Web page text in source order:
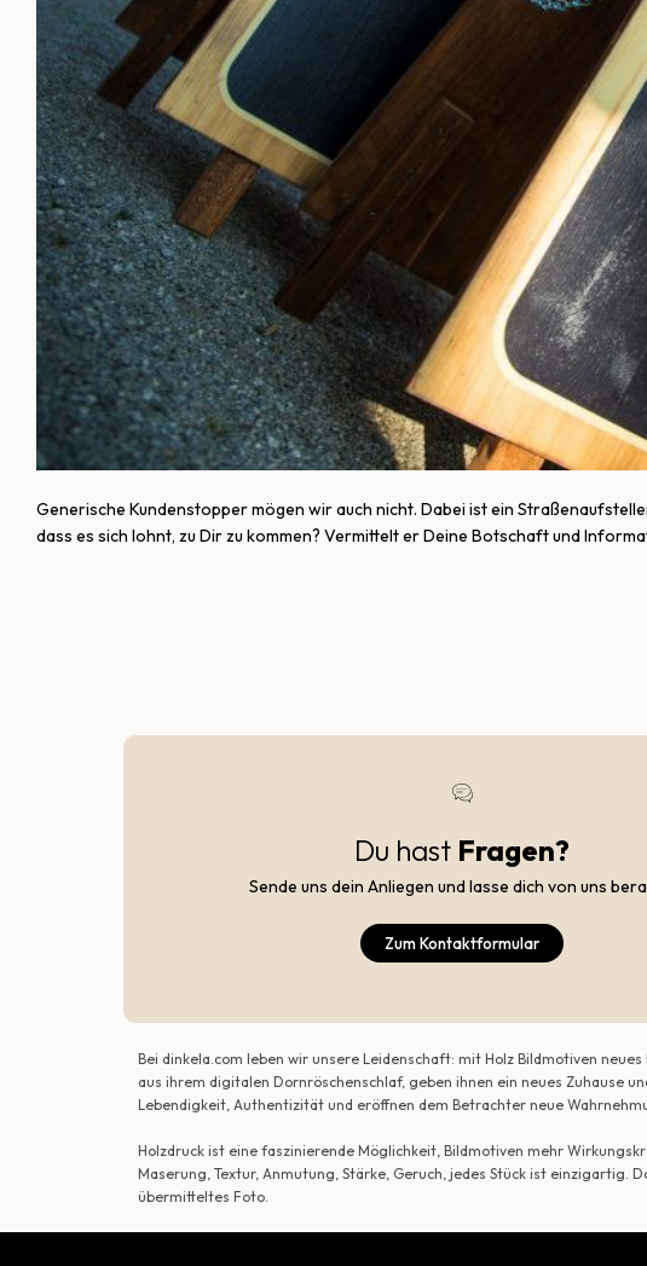
Generische Kundenstopper mögen wir auch nicht. Dabei ist ein
dass es sich lohnt, zu Dir zu kommen? Vermittelt er Deine Botschaft und
Du hast Fragen?
Sende uns dein Anliegen und lasse dich von uns
Zum Kontaktformular
Bei dinkela.com leben wir unsere Leidenschaft: mit Holz Bildmotiven
aus ihrem digitalen Dornröschenschlaf, geben ihnen ein neues Zuhause
Lebendigkeit, Authentizität und eröffnen dem Betrachter neue
Holzdruck ist eine faszinierende Möglichkeit, Bildmotiven mehr
Maserung, Textur, Anmutung, Stärke, Geruch, jedes Stück ist
übermitteltes Foto.